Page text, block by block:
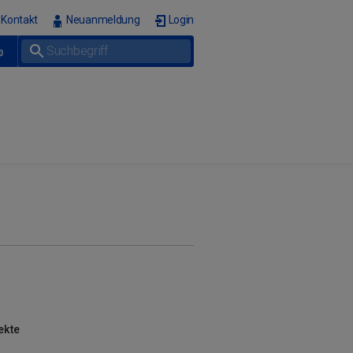
Kontakt Neuanmeldung Login